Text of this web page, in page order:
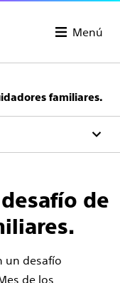
Menú
familiares.
de
un desafío
de los